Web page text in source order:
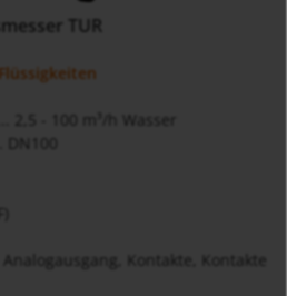
TUR
2,5 - 100 m³/h Wasser
Kontakte, Kontakte